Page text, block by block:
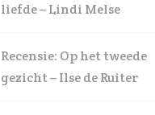
liefde – Lindi Melse
Recensie: Op het tweede
gezicht – Ilse de Ruiter